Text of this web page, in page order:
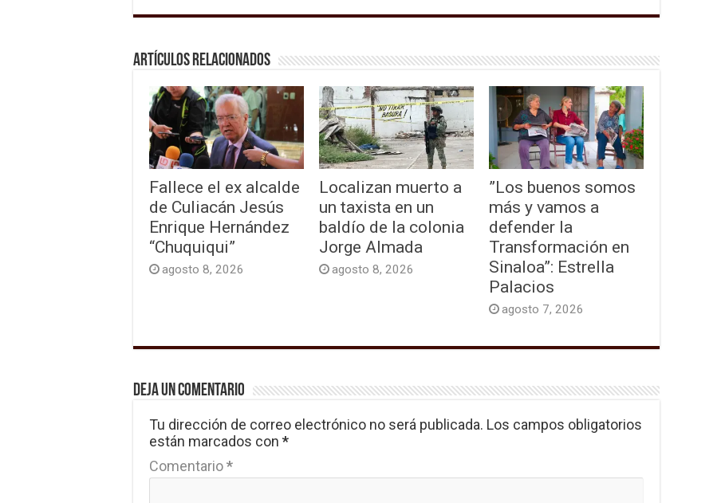
Artículos relacionados
Fallece el ex alcalde
de Culiacán Jesús
Enrique Hernández
“Chuquiqui”
agosto 8, 2026
Localizan muerto a
un taxista en un
baldío de la colonia
Jorge Almada
agosto 8, 2026
”Los buenos somos
más y vamos a
defender la
Transformación en
Sinaloa”: Estrella
Palacios
agosto 7, 2026
Deja un comentario
Tu dirección de correo electrónico no será publicada. Los campos obligatorios
están marcados con *
Comentario*